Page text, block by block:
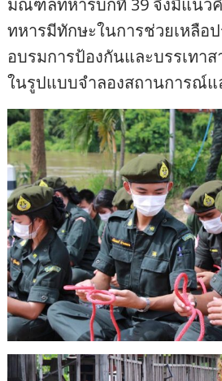
มณฑลทหารบกที่ 39 จึงมีแนว
ทหารมีทักษะในการช่วยเหลือ
อบรมการป้องกันและบรรเทา
ในรูปแบบจำลองสถานการณ์แ